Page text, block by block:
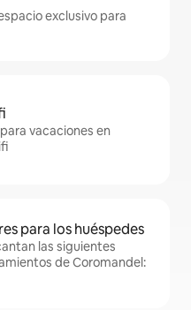
exclusivo para
vacaciones en
para los huéspedes
las siguientes
de Coromandel: